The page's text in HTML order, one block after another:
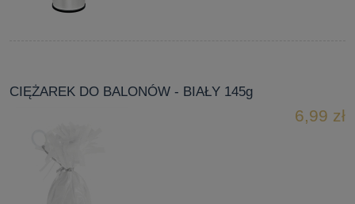
CIĘŻAREK DO BALONÓW - BIAŁY 145g
6,99 zł